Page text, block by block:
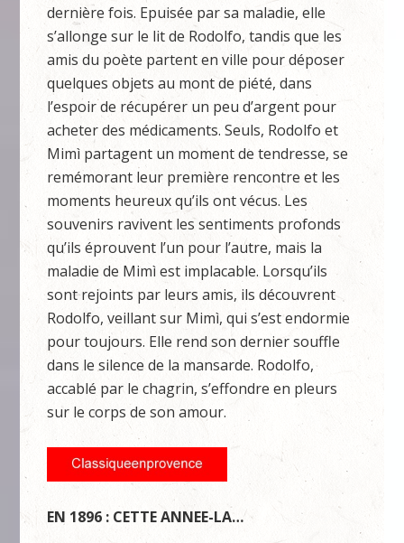
dernière fois. Epuisée par sa maladie, elle
s’allonge sur le lit de Rodolfo, tandis que les
amis du poète partent en ville pour déposer
quelques objets au mont de piété, dans
l’espoir de récupérer un peu d’argent pour
acheter des médicaments. Seuls, Rodolfo et
Mimì partagent un moment de tendresse, se
remémorant leur première rencontre et les
moments heureux qu’ils ont vécus. Les
souvenirs ravivent les sentiments profonds
qu’ils éprouvent l’un pour l’autre, mais la
maladie de Mimì est implacable. Lorsqu’ils
sont rejoints par leurs amis, ils découvrent
Rodolfo, veillant sur Mimì, qui s’est endormie
pour toujours. Elle rend son dernier souffle
dans le silence de la mansarde. Rodolfo,
accablé par le chagrin, s’effondre en pleurs
sur le corps de son amour.
EN 1896 : CETTE ANNEE-LA…